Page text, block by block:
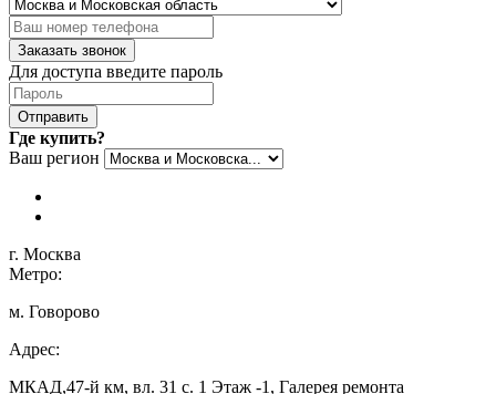
Заказать звонок
Для доступа введите пароль
Отправить
Где купить?
Ваш регион
г. Москва
Метро:
м. Говорово
Адрес:
МКАД,47-й км, вл. 31 с. 1 Этаж -1, Галерея ремонта